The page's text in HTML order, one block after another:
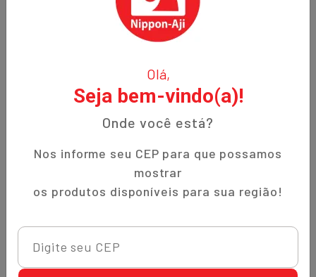
Olá,
Seja bem-vindo(a)!
Onde você está?
Nos informe seu CEP para que possamos
mostrar
os produtos disponíveis para sua região!
preços justos e um atendimento excepcional. Descubra a
autenticidade e a tradição em cada produto!
Termos de Uso
Política de Privacidade
Trocas e Devoluções
Nippon-Aji App
Ajuda e Suporte